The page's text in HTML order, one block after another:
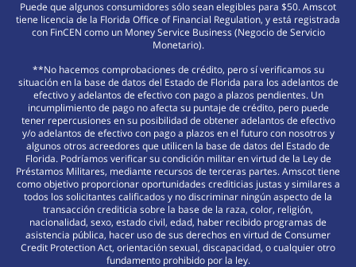
Puede que algunos consumidores sólo sean elegibles para $50. Amscot
tiene licencia de la Florida Office of Financial Regulation, y está registrada
con FinCEN como un Money Service Business (Negocio de Servicio
Monetario).
**No hacemos comprobaciones de crédito, pero sí verificamos su
situación en la base de datos del Estado de Florida para los adelantos de
efectivo y adelantos de efectivo con pago a plazos pendientes. Un
incumplimiento de pago no afecta su puntaje de crédito, pero puede
tener repercusiones en su posibilidad de obtener adelantos de efectivo
y/o adelantos de efectivo con pago a plazos en el futuro con nosotros y
algunos otros acreedores que utilicen la base de datos del Estado de
Florida. Podríamos verificar su condición militar en virtud de la Ley de
Préstamos Militares, mediante recursos de terceras partes. Amscot tiene
como objetivo proporcionar oportunidades crediticias justas y similares a
todos los solicitantes calificados y no discriminar ningún aspecto de la
transacción crediticia sobre la base de la raza, color, religión,
nacionalidad, sexo, estado civil, edad, haber recibido programas de
asistencia pública, hacer uso de sus derechos en virtud de Consumer
Credit Protection Act, orientación sexual, discapacidad, o cualquier otro
fundamento prohibido por la ley.